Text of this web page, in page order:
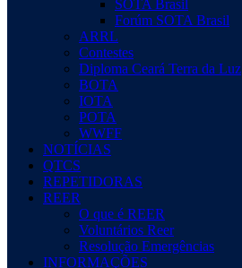
SOTA Brasil
Forúm SOTA Brasil
ARRL
Contestes
Diploma Ceará Terra da Luz
BOTA
IOTA
POTA
WWFF
NOTÍCIAS
QTCS
REPETIDORAS
REER
O que é REER
Voluntários Reer
Resolução Emergências
INFORMAÇÕES